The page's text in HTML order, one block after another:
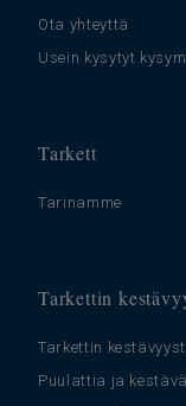
Ota yhteyttä
Usein kysytyt
Tarkett
Tarinamme
Tarkettin
Tarkettin
Puulattia ja